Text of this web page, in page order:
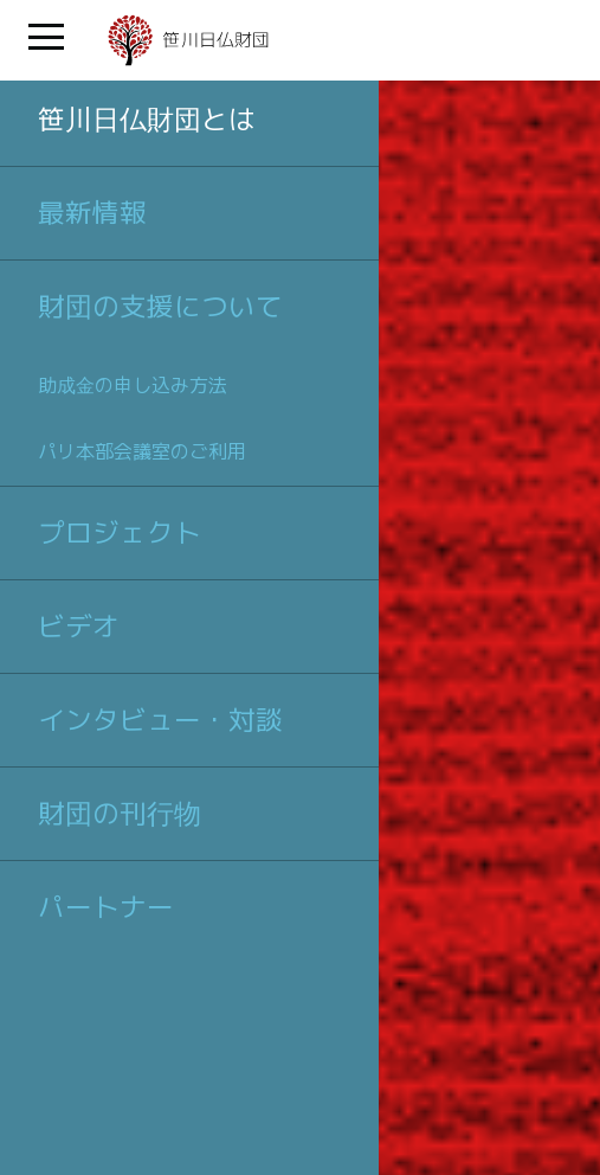
笹川日仏財団とは
最新情報
財団の支援について
助成金の申し込み方法
パリ本部会議室のご利用
プロジェクト
ビデオ
インタビュー・対談
財団の刊行物
パートナー